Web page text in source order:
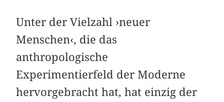
Unter der Vielzahl ›neuer
Menschen‹, die das
anthropologische
Experimentierfeld der Moderne
hervorgebracht hat, hat einzig der